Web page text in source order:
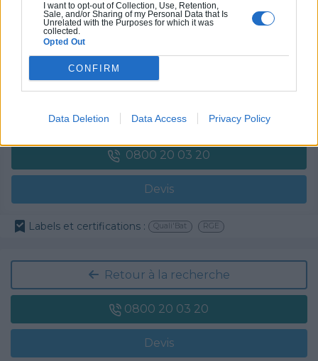
I want to opt-out of Collection, Use, Retention,
Sale, and/or Sharing of my Personal Data that Is
Unrelated with the Purposes for which it was
collected.
Opted Out
CONFIRM
Data Deletion Data Access Privacy Policy
GRUBER ISOLATION
Pas d'avis pour ce pro.
0800 20 03 20
Devis
Labels et certifications : Quali'Bat RGE
Retour à la recherche
0800 20 03 20
Devis